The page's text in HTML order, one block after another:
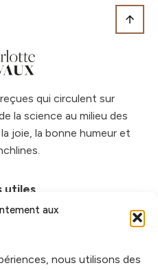
aux
nous utilisons des
qui circulent sur
la science au milieu des
joie, la bonne humeur et
utiles